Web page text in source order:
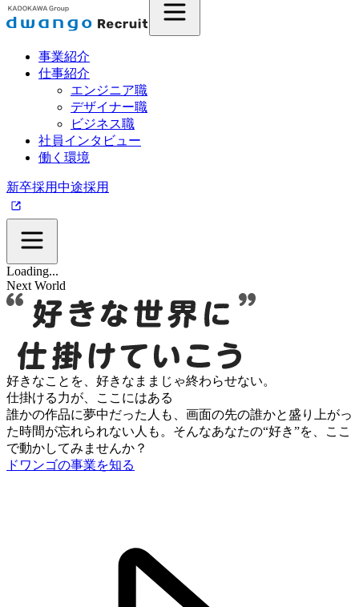
事業紹介
仕事紹介
エンジニア職
デザイナー職
ビジネス職
社員インタビュー
働く環境
新卒採用中途採用
Loading...
Next World
好きなことを、 好きなままじゃ終わらせない。
仕掛ける力が、ここにはある
誰かの作品に夢中だった人も、 画面の先の誰かと盛り上がっ
た時間が忘れられない人も。 そんなあなたの“好き”を、ここ
で動かしてみませんか？
ドワンゴの事業を知る